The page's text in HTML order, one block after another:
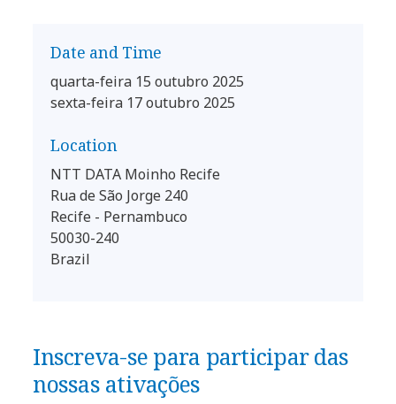
Date and Time
quarta-feira 15 outubro 2025
sexta-feira 17 outubro 2025
Location
NTT DATA Moinho Recife
Rua de São Jorge 240
Recife - Pernambuco
50030-240
Brazil
Inscreva-se para participar das
nossas ativações